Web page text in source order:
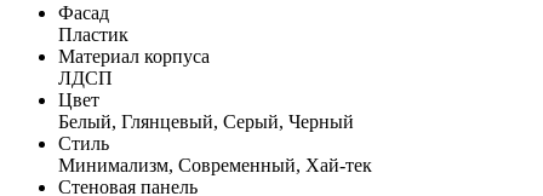
Фасад
Пластик
Материал корпуса
ЛДСП
Цвет
Белый, Глянцевый, Серый, Черный
Стиль
Минимализм, Современный, Хай-тек
Стеновая панель